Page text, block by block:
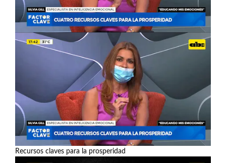
Recursos claves para la prosperidad